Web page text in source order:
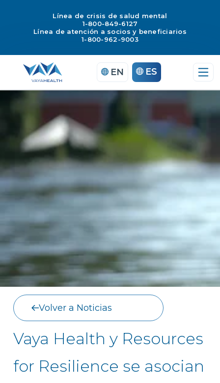
Línea de crisis de salud mental
1-800-849-6127
Línea de atención a socios y beneficiarios
1-800-962-9003
contenido
EN ES
Volver a Noticias
Vaya Health y Resources
for Resilience se asocian